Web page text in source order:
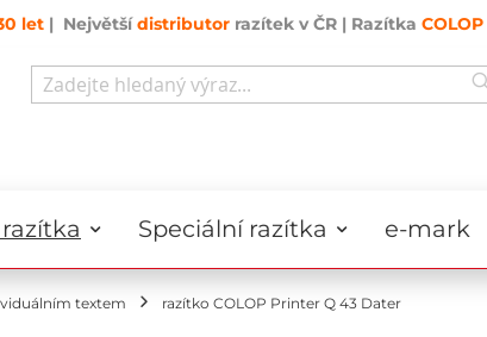
let | Největšídistributor razítek v ČR | Razítka COLOP
Speciální razítka e-mark
textem razítko COLOP Printer Q 43 Dater